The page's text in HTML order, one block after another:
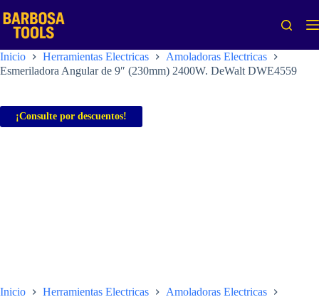
al
contenido
Inicio Herramientas Electricas
Amoladoras Electricas
Esmeriladora Angular de 9″ (230mm) 2400W. DeWalt DWE4559
¡Consulte por descuentos!
Inicio Herramientas Electricas
Amoladoras Electricas